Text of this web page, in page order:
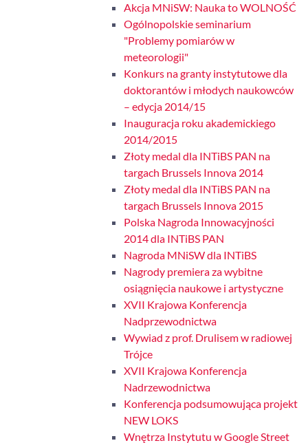
Akcja MNiSW: Nauka to WOLNOŚĆ
Ogólnopolskie seminarium
"Problemy pomiarów w
meteorologii"
Konkurs na granty instytutowe dla
doktorantów i młodych naukowców
– edycja 2014/15
Inauguracja roku akademickiego
2014/2015
Złoty medal dla INTiBS PAN na
targach Brussels Innova 2014
Złoty medal dla INTiBS PAN na
targach Brussels Innova 2015
Polska Nagroda Innowacyjności
2014 dla INTiBS PAN
Nagroda MNiSW dla INTiBS
Nagrody premiera za wybitne
osiągnięcia naukowe i artystyczne
XVII Krajowa Konferencja
Nadprzewodnictwa
Wywiad z prof. Drulisem w radiowej
Trójce
XVII Krajowa Konferencja
Nadrzewodnictwa
Konferencja podsumowująca projekt
NEW LOKS
Wnętrza Instytutu w Google Street